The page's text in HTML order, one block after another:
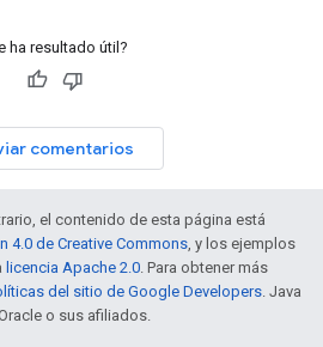
ha resultado útil?
comentarios
el contenido de esta página está
4.0 de Creative Commons, y los ejemplos
licencia Apache 2.0. Para obtener más
del sitio de Google Developers. Java
o sus afiliados.